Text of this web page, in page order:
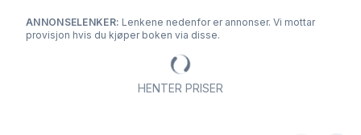
ANNONSELENKER: Lenkene nedenfor er annonser. Vi mottar
provisjon hvis du kjøper boken via disse.
HENTER PRISER